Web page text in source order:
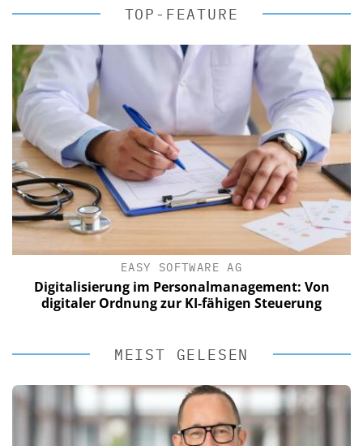
TOP-FEATURE
EASY SOFTWARE AG
Digitalisierung im Personalmanagement: Von
digitaler Ordnung zur KI-fähigen Steuerung
MEIST GELESEN